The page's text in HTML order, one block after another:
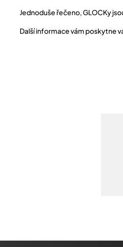
Jednoduše řečeno, GLOCKy
Další informace vám poskytne